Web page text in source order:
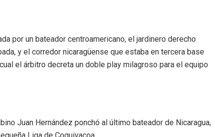
por un bateador centroamericano, el jardinero derecho
y el corredor nicaragüense que estaba en tercera base
el árbitro decreta un doble play milagroso para el equipo
Juan Hernández ponchó al último bateador de Nicaragua,